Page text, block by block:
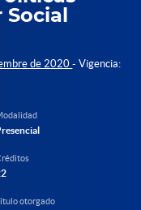
de 2020- Vigencia:
otorgado